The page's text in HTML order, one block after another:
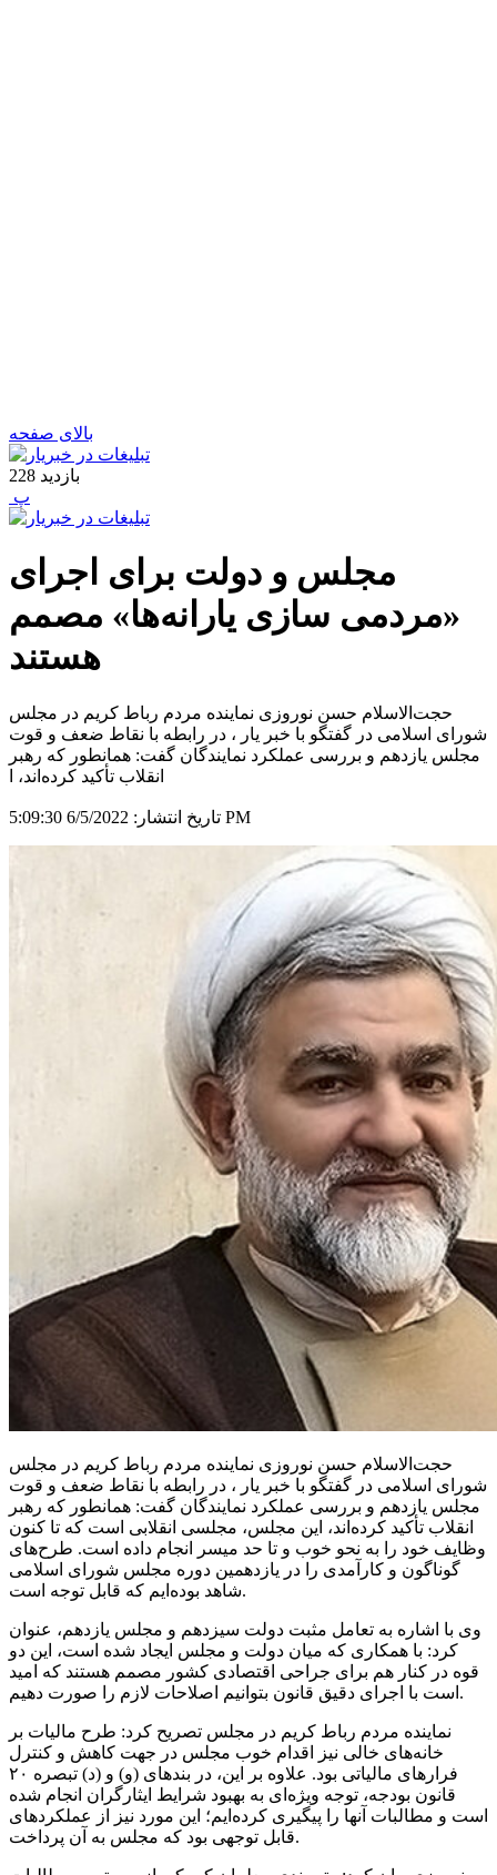
بالای صفحه
228 بازدید
‍ پ
مجلس و دولت برای اجرای
«مردمی سازی یارانه‌ها» مصمم
هستند
حجت‌الاسلام حسن نوروزی نماینده مردم رباط کریم در مجلس
شورای اسلامی در گفتگو با خبر یار ، در رابطه با نقاط ضعف و قوت
مجلس یازدهم و بررسی عملکرد نمایندگان گفت: همانطور که رهبر
انقلاب تأکید کرده‌اند، ا
تاریخ انتشار: 6/5/2022 5:09:30 PM
حجت‌الاسلام حسن نوروزی نماینده مردم رباط کریم در مجلس
شورای اسلامی در گفتگو با خبر یار ، در رابطه با نقاط ضعف و قوت
مجلس یازدهم و بررسی عملکرد نمایندگان گفت: همانطور که رهبر
انقلاب تأکید کرده‌اند، این مجلس، مجلسی انقلابی است که تا کنون
وظایف خود را به نحو خوب و تا حد میسر
انجام داده است. طرح‌های
گوناگون و کارآمدی را در یازدهمین دوره مجلس شورای اسلامی
شاهد بوده‌ایم که قابل توجه است.
وی با اشاره به تعامل مثبت دولت سیزدهم و مجلس یازدهم، عنوان
کرد: با همکاری که میان دولت و مجلس ایجاد شده است، این دو
قوه در کنار هم برای جراحی اقتصادی کشور مصمم هستند که امید
است با اجرای دقیق قانون بتوانیم اصلاحات لازم را صورت دهیم.
نماینده مردم رباط کریم در مجلس تصریح کرد: طرح مالیات بر
خانه‌های خالی نیز اقدام خوب مجلس در جهت کاهش و کنترل
فرارهای مالیاتی بود. علاوه بر این، در بندهای (و) و (د)
تبصره ۲۰
قانون بودجه، توجه ویژه‌ای به بهبود شرایط ایثارگران انجام شده
است و مطالبات آنها را پیگیری کرده‌ایم؛ این مورد نیز از عملکردهای
قابل توجهی بود که مجلس به آن پرداخت.